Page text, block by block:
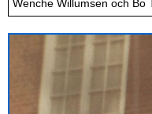
Wenche Willumsen och Bo